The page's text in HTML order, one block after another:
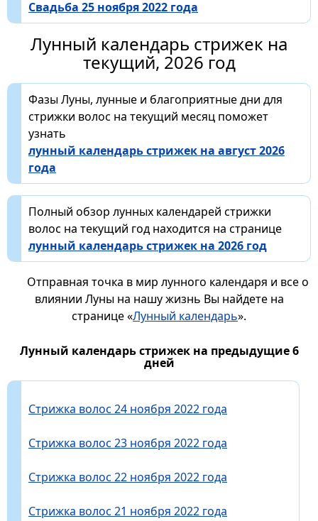
Свадьба 25 ноября 2022 года
Лунный календарь стрижек на
текущий, 2026 год
Фазы Луны, лунные и благоприятные дни для
стрижки волос на текущий месяц поможет
узнать
лунный календарь стрижек на август 2026
года
Полный обзор лунных календарей стрижки
волос на текущий год находится на странице
лунный календарь стрижек на 2026 год
Отправная точка в мир лунного календаря и все о
влиянии Луны на нашу жизнь Вы найдете на
странице «Лунный календарь».
Лунный календарь стрижек на предыдущие 6
дней
Стрижка волос 24 ноября 2022 года
Стрижка волос 23 ноября 2022 года
Стрижка волос 22 ноября 2022 года
Стрижка волос 21 ноября 2022 года